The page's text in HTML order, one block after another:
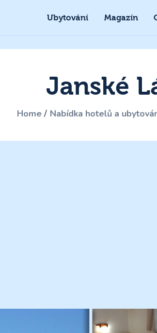
Ubytování Magazín
Janské
Home Nabídka hotelů a